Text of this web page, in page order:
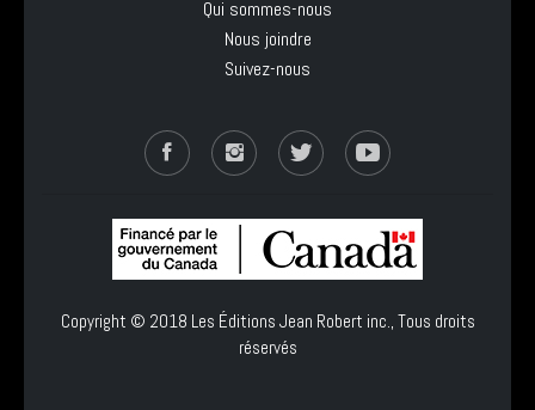
Qui sommes-nous
Nous joindre
Suivez-nous
Copyright © 2018 Les Éditions Jean Robert inc., Tous droits
réservés